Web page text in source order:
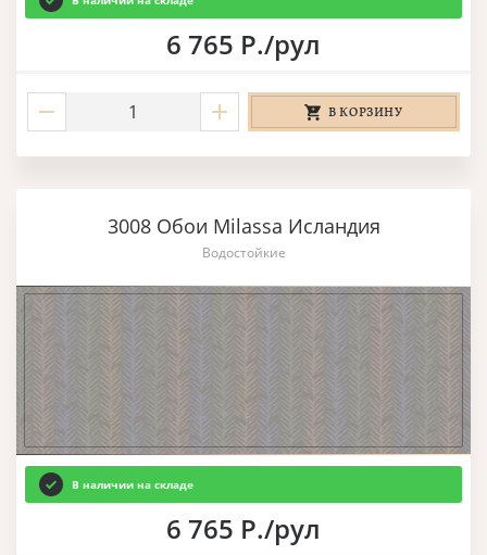
6 765 Р./рул
В КОРЗИНУ
3008 Обои Milassa Исландия
Водостойкие
В наличии на складе
6 765 Р./рул